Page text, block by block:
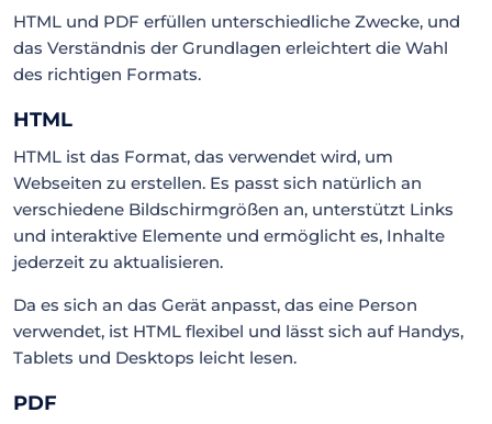
HTML und PDF erfüllen unterschiedliche Zwecke, und
das Verständnis der Grundlagen erleichtert die Wahl
des richtigen Formats.
HTML
HTML ist das Format, das verwendet wird, um
Webseiten zu erstellen. Es passt sich natürlich an
verschiedene Bildschirmgrößen an, unterstützt Links
und interaktive Elemente und ermöglicht es, Inhalte
jederzeit zu aktualisieren.
Da es sich an das Gerät anpasst, das eine Person
verwendet, ist HTML flexibel und lässt sich auf Handys,
Tablets und Desktops leicht lesen.
PDF